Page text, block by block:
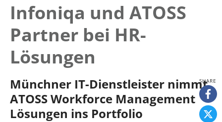
Infoniqa und ATOSS
Partner bei HR-
Lösungen
Münchner IT-Dienstleister nimmt
ATOSS Workforce Management
Lösungen ins Portfolio